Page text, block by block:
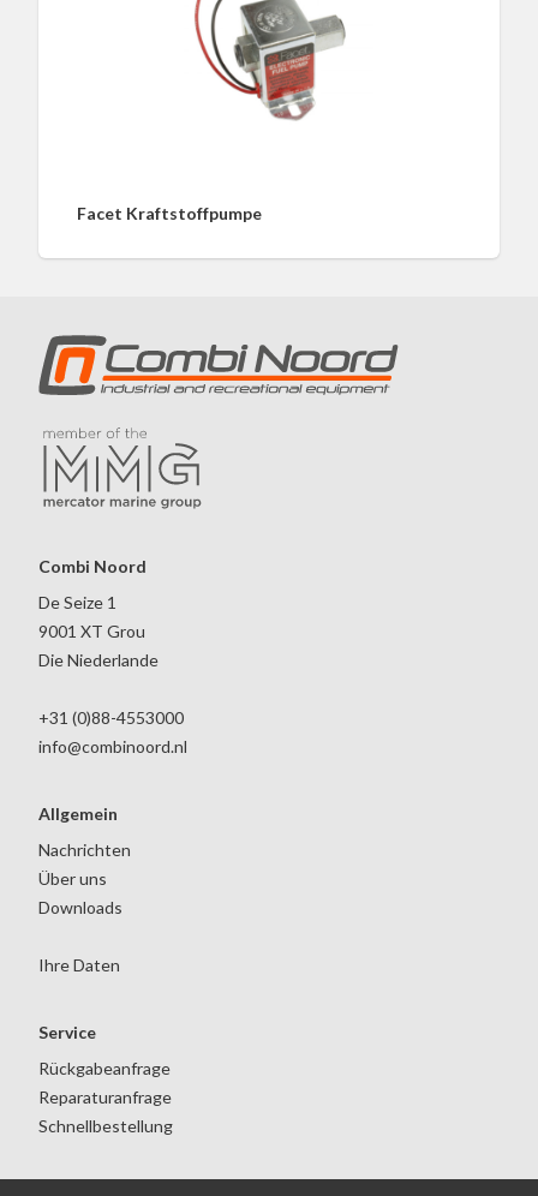
Facet Kraftstoffpumpe
Combi Noord
De Seize 1
9001 XT Grou
Die Niederlande
+31 (0)88-4553000
info@combinoord.nl
Allgemein
Nachrichten
Über uns
Downloads
Ihre Daten
Service
Rückgabeanfrage
Reparaturanfrage
Schnellbestellung